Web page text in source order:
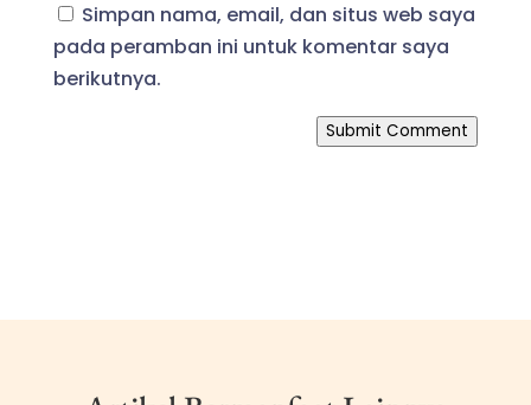
Simpan nama, email, dan situs web saya
pada peramban ini untuk komentar saya
berikutnya.
Submit Comment